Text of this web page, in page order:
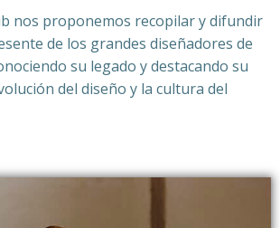
nos proponemos recopilar y difundir
de los grandes diseñadores de
su legado y destacando su
del diseño y la cultura del